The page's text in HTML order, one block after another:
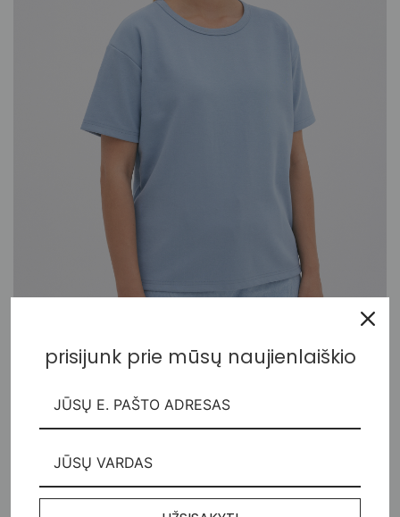
€
prisijunk prie mūsų naujienlaiškio